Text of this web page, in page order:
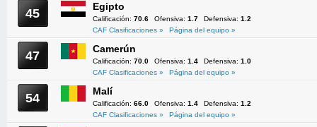
45 Egipto
Calificación: 70.6 Ofensiva: 1.7 Defensiva: 1.2
CAF Clasificaciones »
Página del equipo »
47 Camerún
Calificación: 70.0 Ofensiva: 1.4 Defensiva: 1.0
CAF Clasificaciones »
Página del equipo »
54 Malí
Calificación: 66.0 Ofensiva: 1.4 Defensiva: 1.2
CAF Clasificaciones »
Página del equipo »